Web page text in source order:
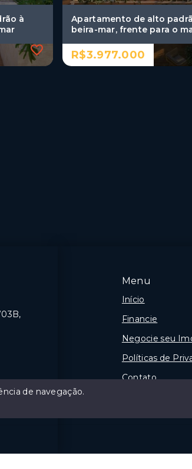
à
Apartamento de alto
beira-mar, frente para o
R$3.977.000
Menu
Início
Financie
Negocie seu
Políticas de
Contato
de navegação.